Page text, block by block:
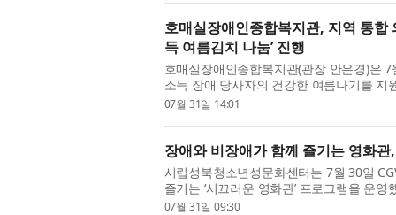
호매실장애인종합복지관, 지역 통합
득 여름김치 나눔’ 진행
호매실장애인종합복지관(관장 안은경)은
소득 장애 당사자의 건강한 여름나기를 지
고 밝혔다. 호매실메디유니온은 호매실동
07월 31일 14:01
장애와 비장애가 함께 즐기는 영화관
시립성북청소년성문화센터는 7월 30일
즐기는 ‘시끄러운 영화관’ 프로그램을 운
고 소통하는 통합 문화 프로그램으로, 서
07월 31일 09:30